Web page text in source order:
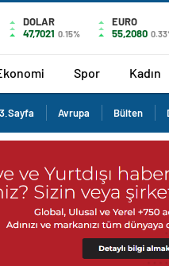
DOLAR
47,7021 0.15%
EURO
55,2080
Spor Kadın
3.Sayfa Avrupa Bülten